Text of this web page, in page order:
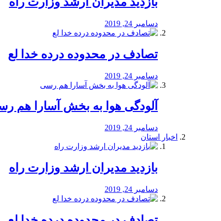
دسامبر 24, 2019
تصادف در محدوده درده خدا لع
دسامبر 24, 2019
آلودگی هوا به بخش آسارا هم
دسامبر 24, 2019
اخبار استان
بازدید مدیران ارشد وزارت راه
دسامبر 24, 2019